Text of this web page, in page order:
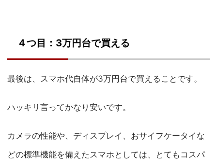
４つ目：3万円台で買える
最後は、スマホ代自体が3万円台で買えることです。
ハッキリ言ってかなり安いです。
カメラの性能や、ディスプレイ、おサイフケータイな
どの標準機能を備えたスマホとしては、とてもコスパ